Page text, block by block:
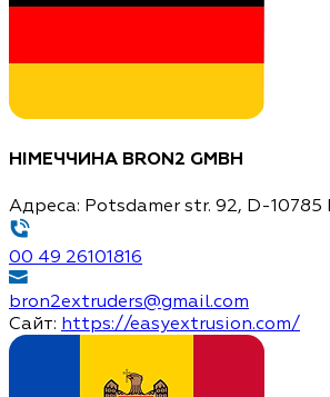
НІМЕЧЧИНА BRON2 GMBH
Адреса: Potsdamer str. 92, D-10785
00 49 26101816
bron2extruders@gmail.com
Сайт: https://easyextrusion.com/